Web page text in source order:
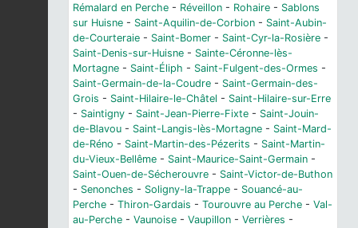
Rémalard en Perche - Réveillon - Rohaire - Sablons
sur Huisne - Saint-Aquilin-de-Corbion - Saint-Aubin-
de-Courteraie - Saint-Bomer - Saint-Cyr-la-Rosière -
Saint-Denis-sur-Huisne - Sainte-Céronne-lès-
Mortagne - Saint-Éliph - Saint-Fulgent-des-Ormes -
Saint-Germain-de-la-Coudre - Saint-Germain-des-
Grois - Saint-Hilaire-le-Châtel - Saint-Hilaire-sur-Erre
- Saintigny - Saint-Jean-Pierre-Fixte - Saint-Jouin-
de-Blavou - Saint-Langis-lès-Mortagne - Saint-Mard-
de-Réno - Saint-Martin-des-Pézerits - Saint-Martin-
du-Vieux-Bellême - Saint-Maurice-Saint-Germain -
Saint-Ouen-de-Sécherouvre - Saint-Victor-de-Buthon
- Senonches - Soligny-la-Trappe - Souancé-au-
Perche - Thiron-Gardais - Tourouvre au Perche - Val-
au-Perche - Vaunoise - Vaupillon - Verrières -